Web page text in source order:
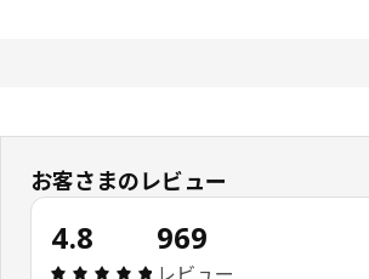
お客さまのレビュー
4.8
レビュー: 4.8 5 星の数 総レ
969